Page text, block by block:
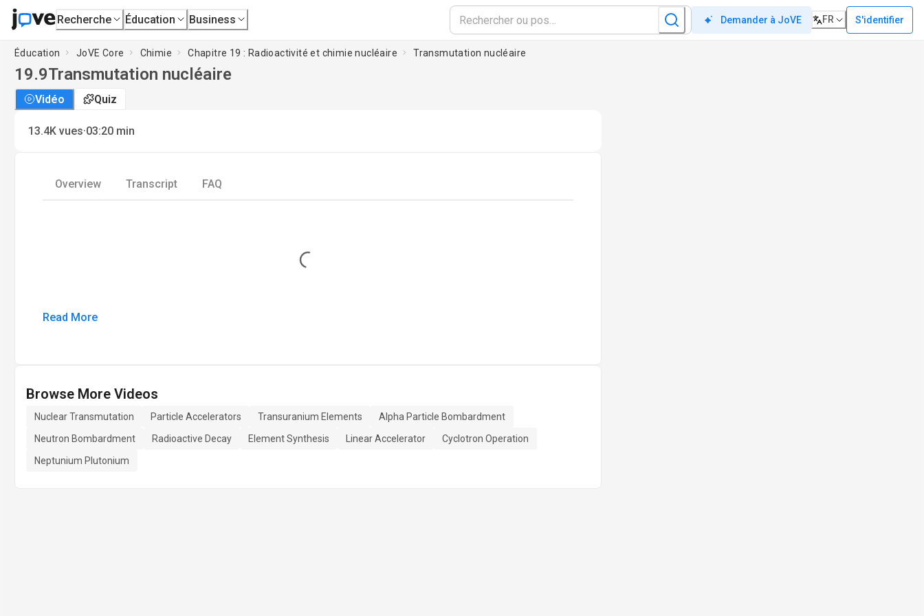
Recherche Éducation Business Demander à JoVE FR S'identifier
Éducation JoVE Core Chimie Chapitre 19 : Radioactivité et chimie nucléaire Transmutation nucléaire
19.9Transmutation nucléaire
Vidéo Quiz
13.4K vues·03:20 min
Overview Transcript FAQ
Loading...
Read More
Browse More Videos
Nuclear Transmutation Particle Accelerators Transuranium Elements
Alpha Particle Bombardment
Neutron Bombardment
Radioactive Decay Element Synthesis Linear Accelerator
Cyclotron Operation
Neptunium Plutonium